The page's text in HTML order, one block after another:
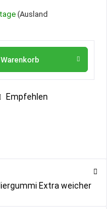
(Ausland
Warenkorb
Empfehlen
Extra weicher